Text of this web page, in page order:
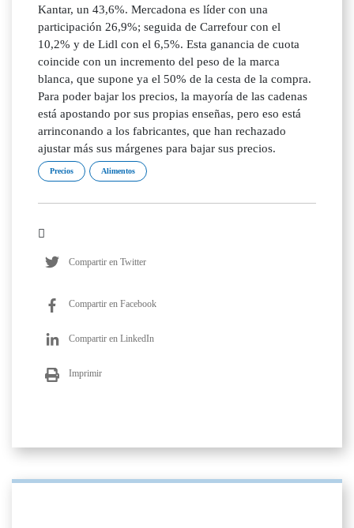
Kantar, un 43,6%. Mercadona es líder con una
participación 26,9%; seguida de Carrefour con el
10,2% y de Lidl con el 6,5%. Esta ganancia de cuota
coincide con un incremento del peso de la marca
blanca, que supone ya el 50% de la cesta de la compra.
Para poder bajar los precios, la mayoría de las cadenas
está apostando por sus propias enseñas, pero eso está
arrinconando a los fabricantes, que han rechazado
ajustar más sus márgenes para bajar sus precios.
Precios Alimentos
Compartir en Twitter
Compartir en Facebook
Compartir en LinkedIn
Imprimir